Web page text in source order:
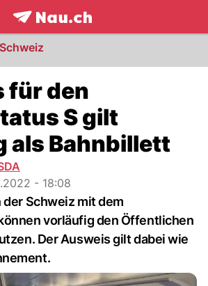
frontpage.NAU.ch
Schweiz
für den
S gilt
als Bahnbillett
- 18:08
der Schweiz mit dem
vorläufig den Öffentlichen
Der Ausweis gilt dabei wie